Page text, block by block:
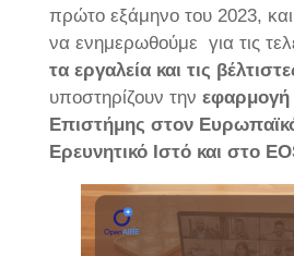
πρώτο εξάμηνο του 2023,
να ενημερωθούμε για τις
τα εργαλεία και τις
υποστηρίζουν την εφαρμογή
Επιστήμης στον
Ερευνητικό Ιστό και στο